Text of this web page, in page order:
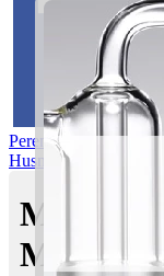
Perempuan Nama
Husna
Mom's Club
Maksud
Maksud